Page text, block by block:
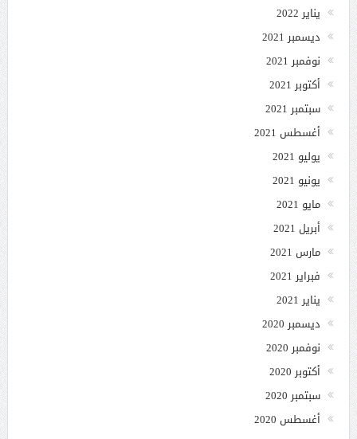
يناير 2022
ديسمبر 2021
نوفمبر 2021
أكتوبر 2021
سبتمبر 2021
أغسطس 2021
يوليو 2021
يونيو 2021
مايو 2021
أبريل 2021
مارس 2021
فبراير 2021
يناير 2021
ديسمبر 2020
نوفمبر 2020
أكتوبر 2020
سبتمبر 2020
أغسطس 2020